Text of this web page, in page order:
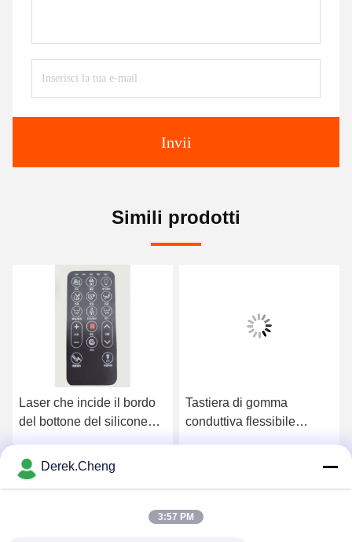
Invii
Simili prodotti
Laser che incide il bordo
del bottone del silicone
Flessinga
Ottenga il migliore prezzo
Tastiera di gomma
conduttiva flessibile
Derek.Cheng
3:57 PM